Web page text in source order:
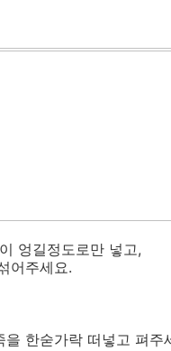
엉길정도로만 넣고,
어주세요.
한숟가락 떠넣고 펴주